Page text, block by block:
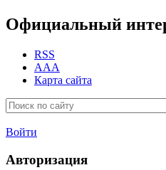
Официальный
RSS
AAA
Карта сайта
Войти
Авторизация